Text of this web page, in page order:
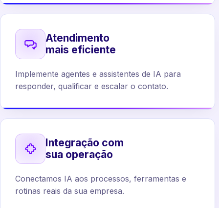
Atendimento
mais eficiente
Implemente agentes e assistentes de IA para
responder, qualificar e escalar o contato.
Integração com
sua operação
Conectamos IA aos processos, ferramentas e
rotinas reais da sua empresa.